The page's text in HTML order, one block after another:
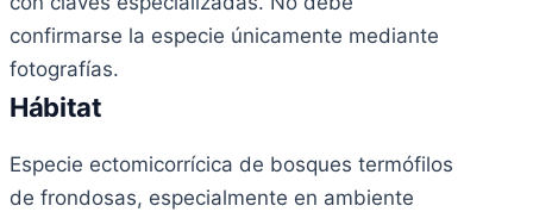
confirmarse la especie únicamente mediante
fotografías.
Hábitat
Especie ectomicorrícica de bosques termófilos
de frondosas, especialmente en ambiente